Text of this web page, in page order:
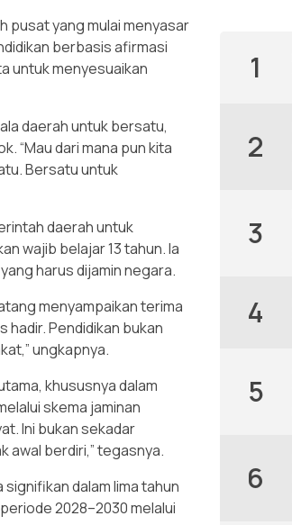
yang mulai menyasar
berbasis afirmasi
untuk menyesuaikan
daerah untuk bersatu,
“Mau dari mana pun kita
Bersatu untuk
daerah untuk
wajib belajar 13 tahun. Ia
harus dijamin negara.
menyampaikan terima
hadir. Pendidikan bukan
ungkapnya.
khususnya dalam
skema jaminan
Ini bukan sekadar
awal berdiri,” tegasnya.
dalam lima tahun
2028–2030 melalui
1
2
3
4
5
6